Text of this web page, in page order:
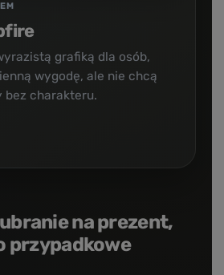
grafiką dla osób,
wygodę, ale nie chcą
bez charakteru.
na prezent,
przypadkowe